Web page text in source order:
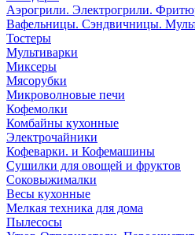
Аэрогрили. Электрогрили.
Вафельницы. Сэндвичницы.
Тостеры
Мультиварки
Миксеры
Мясорубки
Микроволновые печи
Кофемолки
Комбайны кухонные
Электрочайники
Кофеварки. и Кофемашины
Сушилки для овощей и фруктов
Соковыжималки
Весы кухонные
Мелкая техника для дома
Пылесосы